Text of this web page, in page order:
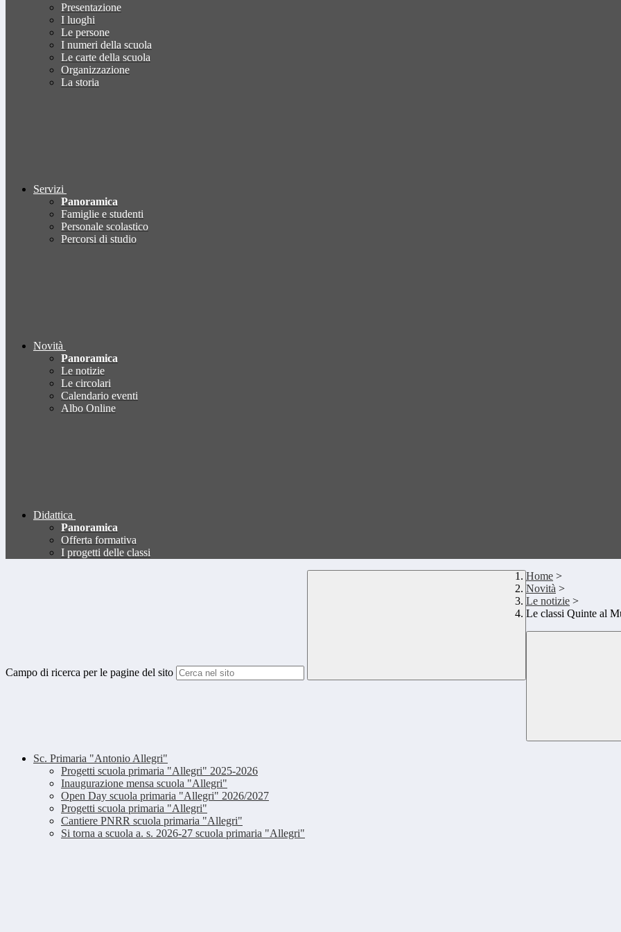
Presentazione
I luoghi
Le persone
I numeri della scuola
Le carte della scuola
Organizzazione
La storia
Servizi
Panoramica
Famiglie e studenti
Personale scolastico
Percorsi di studio
Novità
Panoramica
Le notizie
Le circolari
Calendario eventi
Albo Online
Didattica
Panoramica
Offerta formativa
I progetti delle classi
Campo di ricerca per le pagine del sito
Home >
Novità >
Le notizie >
Le classi Quinte al
Sc. Primaria "Antonio Allegri"
Progetti scuola primaria "Allegri" 2025-2026
Inaugurazione mensa scuola "Allegri"
Open Day scuola primaria "Allegri" 2026/2027
Progetti scuola primaria "Allegri"
Cantiere PNRR scuola primaria "Allegri"
Si torna a scuola a. s. 2026-27 scuola primaria "Allegri"